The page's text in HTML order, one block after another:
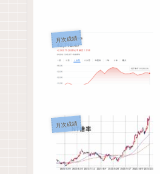
月次成績
月次成績